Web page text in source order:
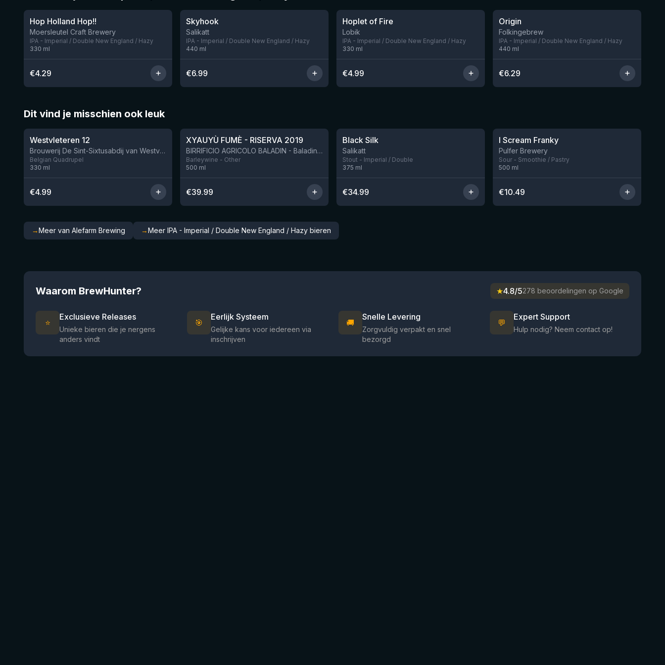
Hop Holland Hop!!
Moersleutel Craft Brewery
IPA - Imperial / Double New England / Hazy
330 ml
€4.29
Skyhook
Salikatt
IPA - Imperial / Double New England / Hazy
440 ml
€6.99
Hoplet of Fire
Lobik
IPA - Imperial / Double New England / Hazy
330 ml
€4.99
Origin
Folkingebrew
IPA - Imperial / Double New England / Hazy
440 ml
€6.29
Dit vind je misschien ook leuk
★4.46
Westvleteren 12
Brouwerij De Sint-Sixtusabdij van Westvleteren
Belgian Quadrupel
330 ml
€4.99
XYAUYÙ FUMÈ - RISERVA 2019
BIRRIFICIO AGRICOLO BALADIN - Baladin Indipendente Italian Farm Brewery
Barleywine - Other
500 ml
€39.99
Black Silk
Salikatt
Stout - Imperial / Double
375 ml
€34.99
I Scream Franky
Pulfer Brewery
Sour - Smoothie / Pastry
500 ml
€10.49
→Meer van Alefarm Brewing →Meer IPA - Imperial / Double New England / Hazy bieren
Waarom BrewHunter? ★4.8/5278 beoordelingen op Google
⭐
Exclusieve Releases
Unieke bieren die je nergens
anders vindt
🎯
Eerlijk Systeem
Gelijke kans voor iedereen via
inschrijven
🚚
Snelle Levering
Zorgvuldig verpakt en snel
bezorgd
💬
Expert Support
Hulp nodig? Neem contact op!